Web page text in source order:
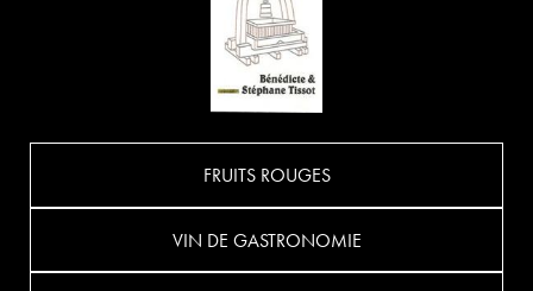
FRUITS ROUGES
VIN DE GASTRONOMIE